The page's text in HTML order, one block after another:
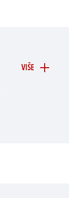
VIŠE